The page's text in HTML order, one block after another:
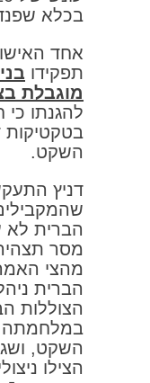
בכלא
אחד
תפקידו
מוגבלת
להגנתו
בטקטיקות
השקט.
דניץ
הברית לא
מסר
מהצי
הברית
הצוללות
במלחמתה
השקט,
הצילו